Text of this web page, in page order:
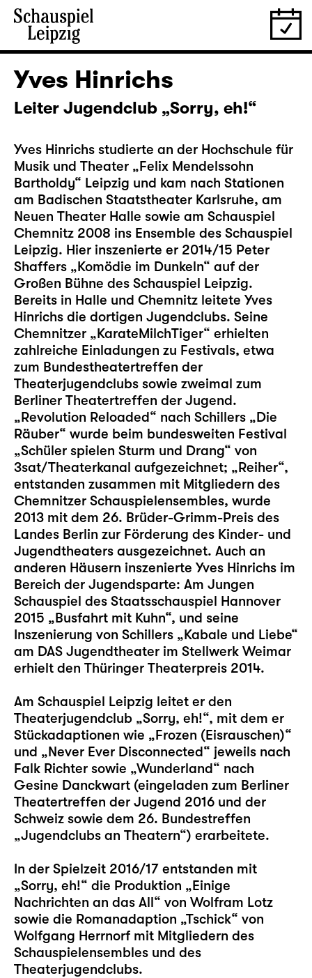
Yves Hinrichs
Leiter Jugendclub „Sorry, eh!“
Yves Hinrichs studierte an der Hochschule für
Musik und Theater „Felix Mendelssohn
Bartholdy“ Leipzig und kam nach Stationen
am Badischen Staatstheater Karlsruhe, am
Neuen Theater Halle sowie am Schauspiel
Chemnitz 2008 ins Ensemble des Schauspiel
Leipzig. Hier inszenierte er 2014/15 Peter
Shaffers „Komödie im Dunkeln“ auf der
Großen Bühne des Schauspiel Leipzig.
Bereits in Halle und Chemnitz leitete Yves
Hinrichs die dortigen Jugendclubs. Seine
Chemnitzer „KarateMilchTiger“ erhielten
zahlreiche Einladungen zu Festivals, etwa
zum Bundestheatertreffen der
Theaterjugendclubs sowie zweimal zum
Berliner Theatertreffen der Jugend.
„Revolution Reloaded“ nach Schillers „Die
Räuber“ wurde beim bundesweiten Festival
„Schüler spielen Sturm und Drang“ von
3sat/Theaterkanal aufgezeichnet; „Reiher“,
entstanden zusammen mit Mitgliedern des
Chemnitzer Schauspielensembles, wurde
2013 mit dem 26. Brüder-Grimm-Preis des
Landes Berlin zur Förderung des Kinder- und
Jugendtheaters ausgezeichnet. Auch an
anderen Häusern inszenierte Yves Hinrichs im
Bereich der Jugendsparte: Am Jungen
Schauspiel des Staatsschauspiel Hannover
2015 „Busfahrt mit Kuhn“, und seine
Inszenierung von Schillers „Kabale und Liebe“
am DAS Jugendtheater im Stellwerk Weimar
erhielt den Thüringer Theaterpreis 2014.
Am Schauspiel Leipzig leitet er den
Theaterjugendclub „Sorry, eh!“, mit dem er
Stückadaptionen wie „Frozen (Eisrauschen)“
und „Never Ever Disconnected“ jeweils nach
Falk Richter sowie „Wunderland“ nach
Gesine Danckwart (eingeladen zum Berliner
Theatertreffen der Jugend 2016 und der
Schweiz sowie dem 26. Bundestreffen
„Jugendclubs an Theatern“) erarbeitete.
In der Spielzeit 2016/17 entstanden mit
„Sorry, eh!“ die Produktion „Einige
Nachrichten an das All“ von Wolfram Lotz
sowie die Romanadaption „Tschick“ von
Wolfgang Herrnorf mit Mitgliedern des
Schauspielensembles und des
Theaterjugendclubs.